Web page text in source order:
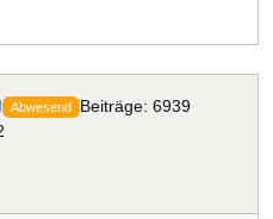
Abwesend Beiträge: 6939